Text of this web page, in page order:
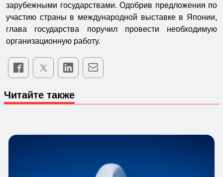
зарубежными государствами. Одобрив предложения по
участию страны в международной выставке в Японии,
глава государства поручил провести необходимую
организационную работу.
Читайте также